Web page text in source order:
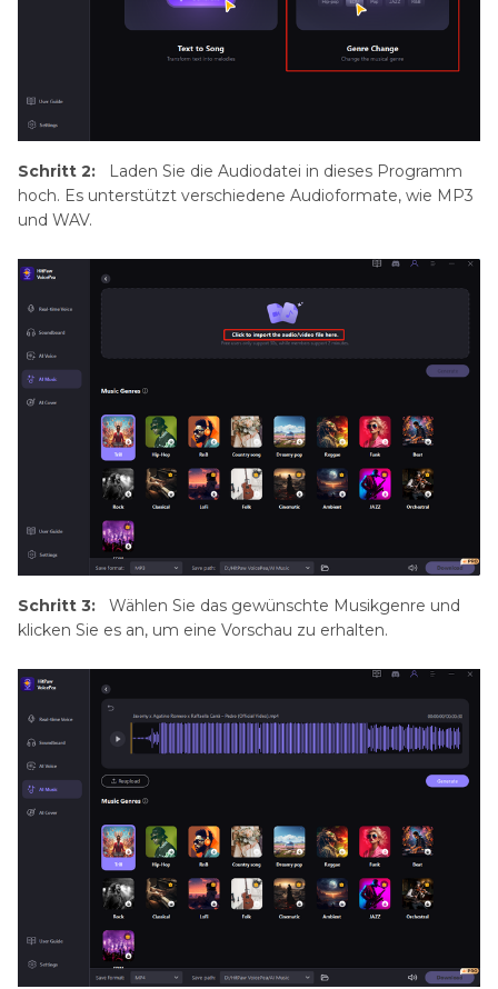
Schritt 2:
Laden Sie die Audiodatei in dieses Programm
hoch. Es unterstützt verschiedene Audioformate, wie MP3
und WAV.
Schritt 3:
Wählen Sie das gewünschte Musikgenre und
klicken Sie es an, um eine Vorschau zu erhalten.